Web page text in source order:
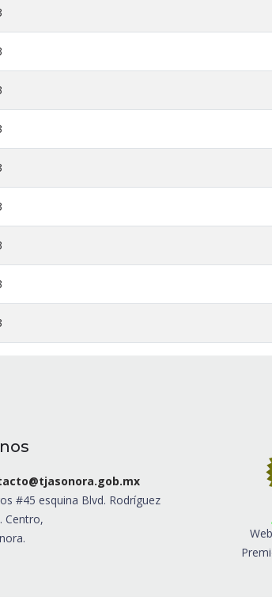
#45 esquina Blvd. Rodríguez
Centro,